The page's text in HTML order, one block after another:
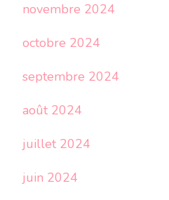
novembre 2024
octobre 2024
septembre 2024
août 2024
juillet 2024
juin 2024